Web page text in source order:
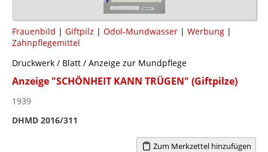
Frauenbild | Giftpilz | Odol-Mundwasser | Werbung |
Zahnpflegemittel
Druckwerk / Blatt / Anzeige zur Mundpflege
Anzeige "SCHÖNHEIT KANN TRÜGEN" (Giftpilze)
1939
DHMD 2016/311
Zum Merkzettel hinzufügen